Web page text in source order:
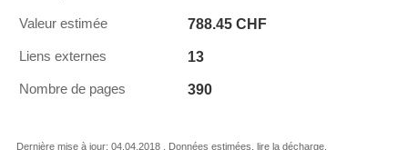
Valeur estimée 788.45 CHF
Liens externes 13
Nombre de pages 390
Dernière mise à jour: 04.04.2018 . Données estimées, lire la décharge.